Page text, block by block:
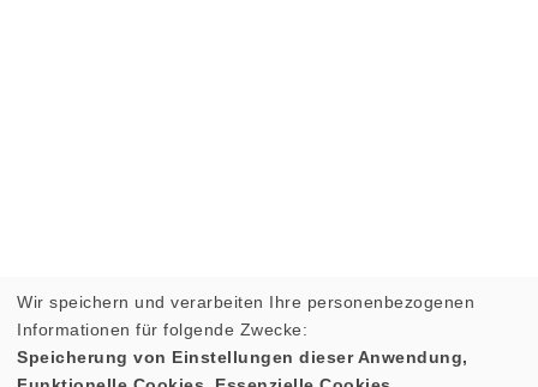
Wir speichern und verarbeiten Ihre personenbezogenen
Informationen für folgende Zwecke:
Speicherung von Einstellungen dieser Anwendung,